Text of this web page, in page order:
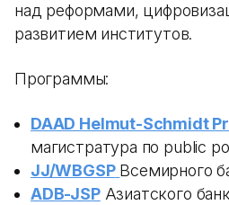
над реформами,
развитием институтов.
Программы:
DAAD Helmut-Schmidt
магистратура по public
JJ/WBGSP Всемирного
ADB-JSPАзиатского